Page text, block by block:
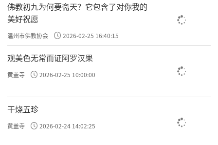
佛教初九为何要斋天？它包含了对你我的
美好祝愿
温州市佛教协会 2026-02-25 16:40:15
观美色无常而证阿罗汉果
黄盖寺 2026-02-25 10:00:00
干烧五珍
黄盖寺 2026-02-24 14:02:25